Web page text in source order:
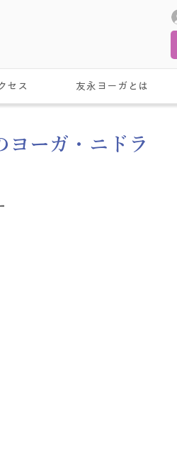
セス 友永ヨーガとは
ヨーガ・ニドラ